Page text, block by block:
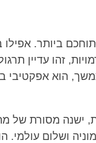
ביותר. אפילו
זהו עדיין
הוא אפקטיבי
ישנה מסורת של
ושלום עולמי.